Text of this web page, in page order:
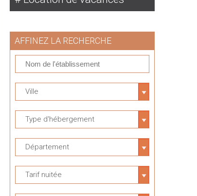
AFFINEZ LA RECHERCHE
Ville
Type d'hébergement
Département
Tarif nuitée